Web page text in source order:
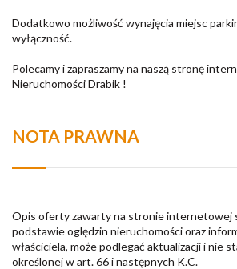
Dodatkowo możliwość wynajęcia miejsc
wyłączność.
Polecamy i zapraszamy na naszą stronę
Nieruchomości Drabik !
NOTA PRAWNA
Opis oferty zawarty na stronie internetowej
podstawie oględzin nieruchomości oraz
właściciela, może podlegać aktualizacji i nie
określonej w art. 66 i następnych K.C.